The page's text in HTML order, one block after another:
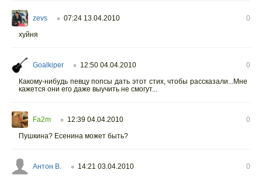
zevs ○ 07:24 13.04.2010
0
хуйня
Goalkiper ○ 12:50 04.04.2010
0
Какому-нибудь певцу попсы дать этот стих, чтобы рассказали...Мне
кажется они его даже выучить не смогут...
Fa2m ○ 12:39 04.04.2010
0
Пушкина? Есенина может быть?
Антон В. ○ 14:21 03.04.2010
0